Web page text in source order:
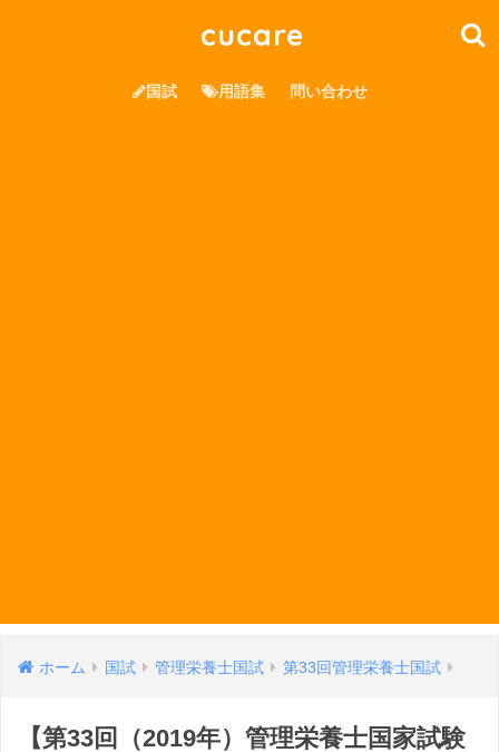
cucare
国試 用語集 問い合わせ
ホーム 国試 管理栄養士国試 第33回管理栄養士国試
【第33回（2019年）管理栄養士国家試験